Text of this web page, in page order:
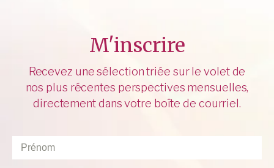
M'inscrire
Recevez une sélection triée sur le volet de
nos plus récentes perspectives mensuelles,
directement dans votre boîte de courriel.
Prénom*